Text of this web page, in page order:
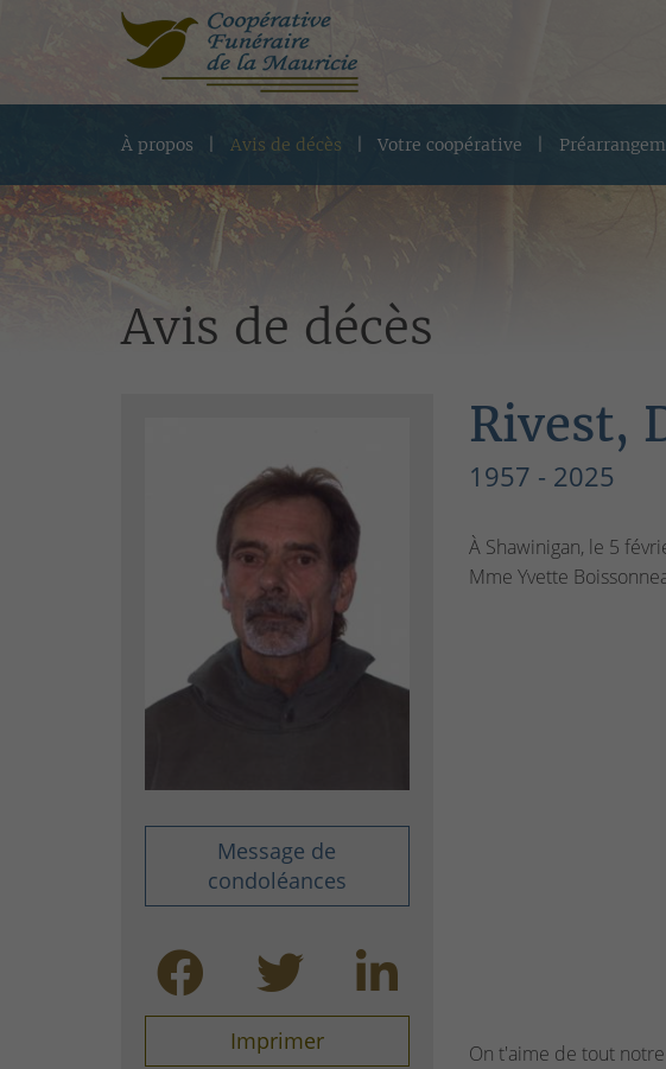
À propos Avis de décès Votre coopérative
Avis de décès
Message de
condoléances
Imprimer
Rivest,
1957 - 2025
À Shawinigan, le 5
Mme Yvette
On t'aime de tout